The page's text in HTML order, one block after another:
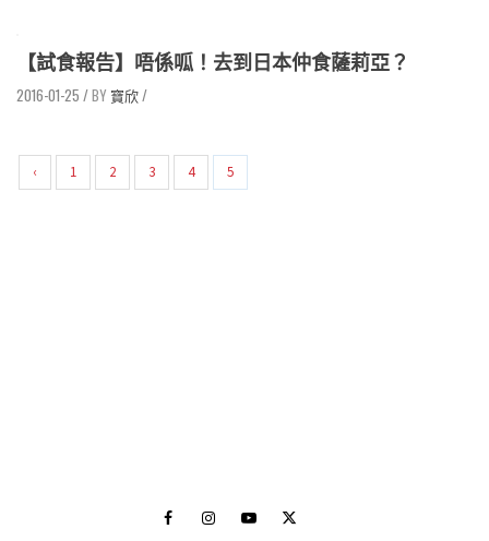
【試食報告】唔係呱！去到日本仲食薩莉亞？
2016-01-25 / 寶欣/
‹ 1 2 3 4 5
FacebookInstagramYoutubeTwitter